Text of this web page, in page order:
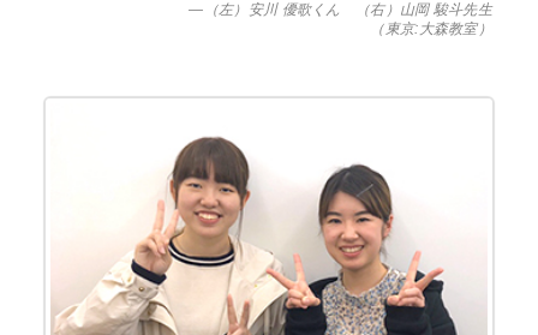
—（左）安川 優歌くん （右）山岡 駿斗先生
（東京:大森教室）